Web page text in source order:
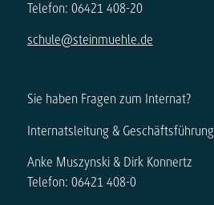
Telefon: 06421 408-20
schule@steinmuehle.de
Sie haben Fragen zum Internat?
Internatsleitung & Geschäftsführung
Anke Muszynski & Dirk Konnertz
Telefon: 06421 408-0